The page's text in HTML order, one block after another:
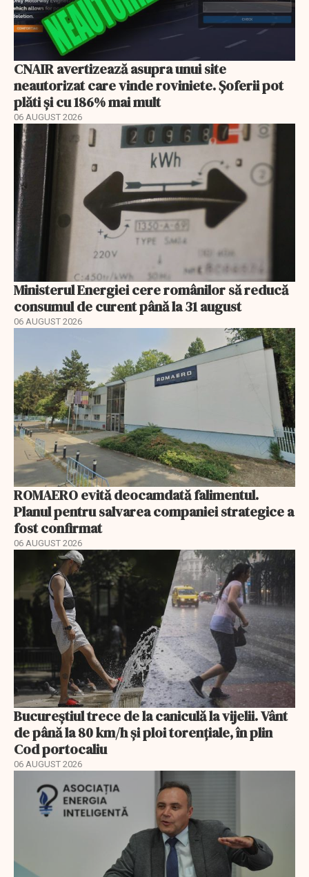
CNAIR avertizează asupra unui site
neautorizat care vinde roviniete. Șoferii pot
plăti și cu 186% mai mult
06 AUGUST 2026
Ministerul Energiei cere românilor să reducă
consumul de curent până la 31 august
06 AUGUST 2026
ROMAERO evită deocamdată falimentul.
Planul pentru salvarea companiei strategice a
fost confirmat
06 AUGUST 2026
Bucureștiul trece de la caniculă la vijelii. Vânt
de până la 80 km/h și ploi torențiale, în plin
Cod portocaliu
06 AUGUST 2026